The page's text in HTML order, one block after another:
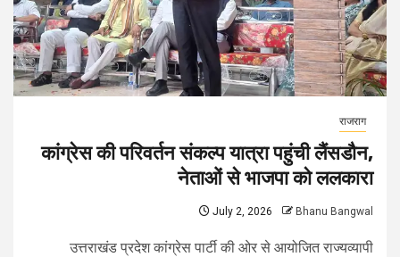
राजराग
कांग्रेस की परिवर्तन संकल्प यात्रा पहुंची लैंसडौन,
नेताओं से भाजपा को ललकारा
July 2, 2026 Bhanu Bangwal
उत्तराखंड प्रदेश कांग्रेस पार्टी की ओर से आयोजित राज्यव्यापी